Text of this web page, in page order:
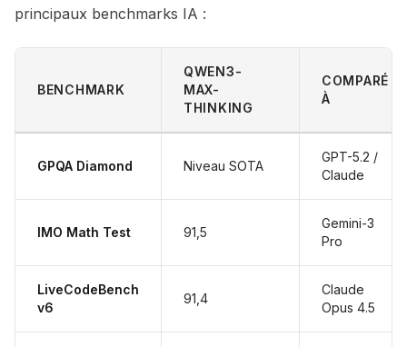
principaux benchmarks IA :
BENCHMARK
QWEN3-
MAX-
THINKING
COMPARÉ
À
GPQA Diamond Niveau SOTA
GPT-5.2 /
Claude
IMO Math Test 91,5
Gemini-3
Pro
LiveCodeBench
v6
91,4
Claude
Opus 4.5